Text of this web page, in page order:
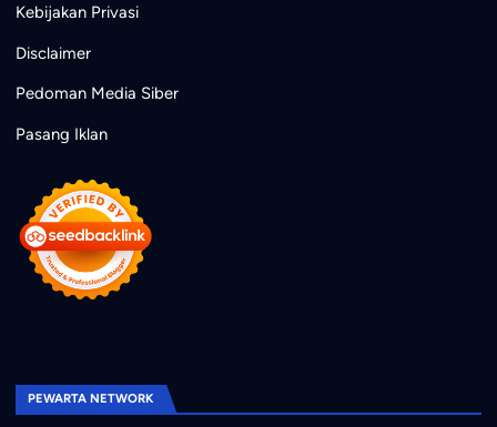
Kebijakan Privasi
Disclaimer
Pedoman Media Siber
Pasang Iklan
PEWARTA NETWORK